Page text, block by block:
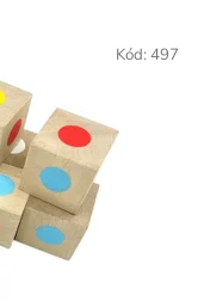
Kód: 497